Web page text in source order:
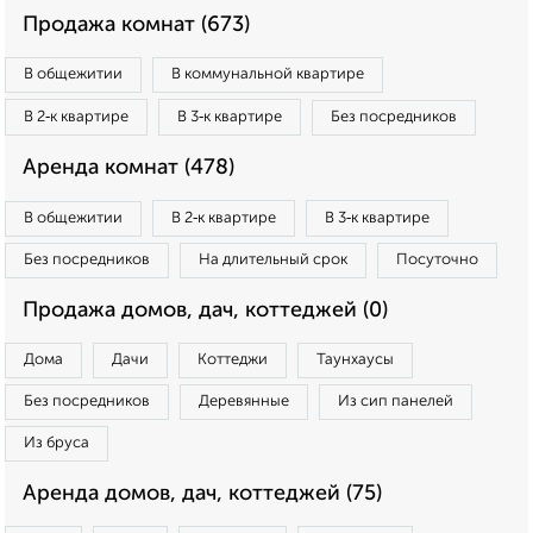
Продажа комнат (673)
В общежитии В коммунальной квартире
В 2‑к квартире В 3‑к квартире Без посредников
Аренда комнат (478)
В общежитии В 2‑к квартире В 3‑к квартире
Без посредников На длительный срок Посуточно
Продажа домов, дач, коттеджей (0)
Дома Дачи Коттеджи Таунхаусы
Без посредников Деревянные Из сип панелей
Из бруса
Аренда домов, дач, коттеджей (75)